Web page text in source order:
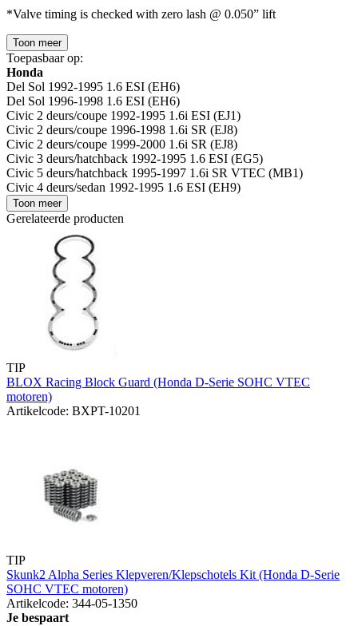
*Valve timing is checked with zero lash @ 0.050” lift
Toon meer
Toepasbaar op:
Honda
Del Sol 1992-1995 1.6 ESI (EH6)
Del Sol 1996-1998 1.6 ESI (EH6)
Civic 2 deurs/coupe 1992-1995 1.6i ESI (EJ1)
Civic 2 deurs/coupe 1996-1998 1.6i SR (EJ8)
Civic 2 deurs/coupe 1999-2000 1.6i SR (EJ8)
Civic 3 deurs/hatchback 1992-1995 1.6 ESI (EG5)
Civic 5 deurs/hatchback 1995-1997 1.6i SR VTEC (MB1)
Civic 4 deurs/sedan 1992-1995 1.6 ESI (EH9)
Toon meer
Gerelateerde producten
TIP
BLOX Racing Block Guard (Honda D-Serie SOHC VTEC
motoren)
Artikelcode: BXPT-10201
TIP
Skunk2 Alpha Series Klepveren/Klepschotels Kit (Honda D-Serie
SOHC VTEC motoren)
Artikelcode: 344-05-1350
Je bespaart